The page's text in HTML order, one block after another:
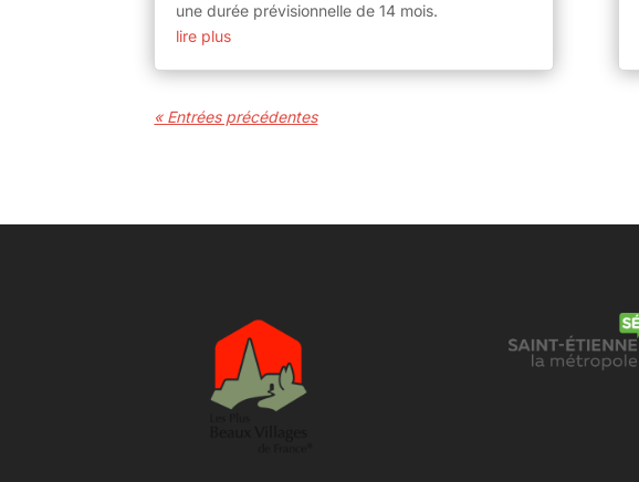
une durée prévisionnelle de 14 mois.
lire plus
« Entrées précédentes